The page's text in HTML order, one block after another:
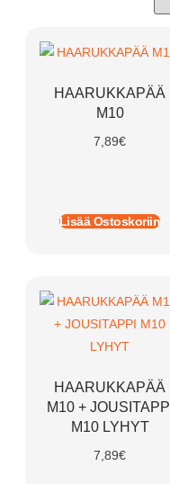
HAARUKKAPÄÄ
M10
7,89€
Lisää Ostoskoriin
HAARUKKAPÄÄ
M10 + JOUSITAPPI
M10 LYHYT
7,89€